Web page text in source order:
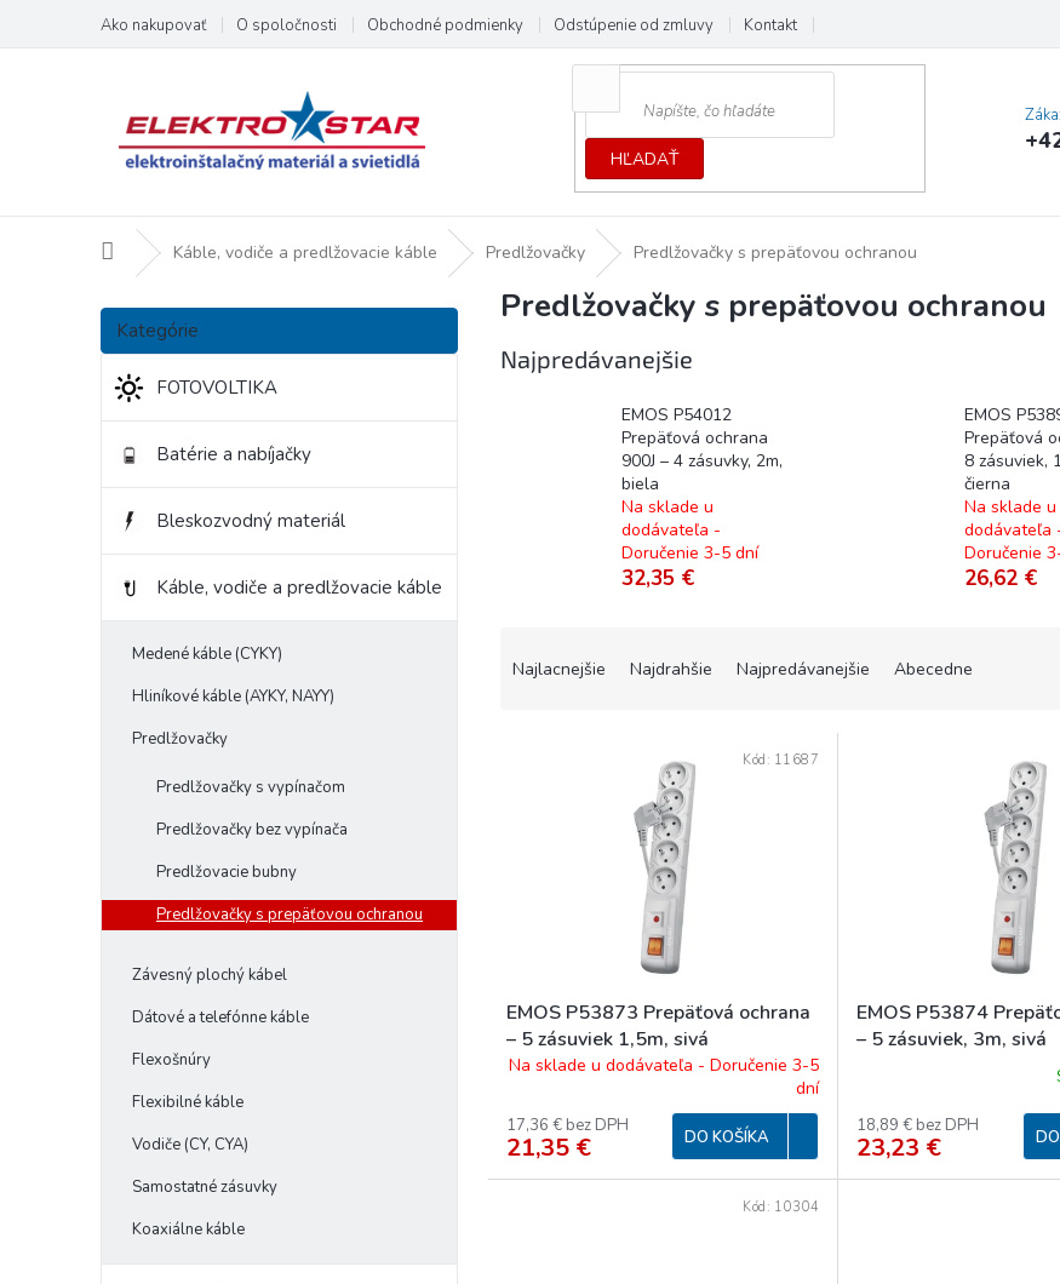
obsah
Ako nakupovať O spoločnosti Obchodné podmienky Odstúpenie od zmluvy Kontakt
HĽADAŤ
DomovKáble, vodiče a predlžovacie káble Predlžovačky Predlžovačky s prepäťovou ochranou
B
č
n
Preskočiť
kategórie
Kategórie
FOTOVOLTIKA
Batérie a nabíjačky
Bleskozvodný materiál
Káble, vodiče a predlžovacie káble
Medené káble (CYKY)
Hliníkové káble (AYKY, NAYY)
Predlžovačky
Predlžovačky s vypínačom
Predlžovačky bez vypínača
Predlžovacie bubny
Predlžovačky s prepäťovou ochranou
Závesný plochý kábel
Dátové a telefónne káble
Flexošnúry
Flexibilné káble
Vodiče (CY, CYA)
Samostatné zásuvky
Koaxiálne káble
Predlžovačky s prepäťovou ochranou
Najpredávanejšie
EMOS P54012
Prepäťová ochrana
900J – 4 zásuvky, 2m,
biela
Na sklade u
dodávateľa -
Doručenie 3-5 dní
32,35 €
EMOS
Prepäťová
8 zásuviek,
čierna
Na sklade u
dodávateľa
Doručenie
26,62 €
o
v
Najlacnejšie Najdrahšie Najpredávanejšie Abecedne
k
t
o
EMOS P53873 Prepäťová ochrana
– 5 zásuviek 1,5m, sivá
Na sklade u dodávateľa - Doručenie 3-5
dní
17,36 € bez DPH
21,35 € DO KOŠÍKA
Kód: 11687
EMOS P53874
– 5 zásuviek, 3m, sivá
18,89 € bez DPH
23,23 €
Kód: 10304